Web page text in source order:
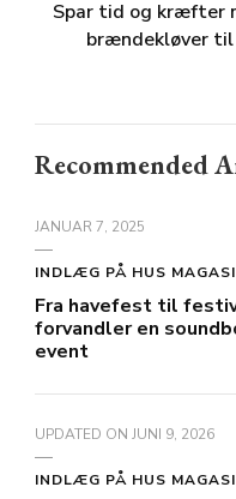
Spar tid og kræfter
brændekløver
Recommended
JANUAR 7, 2025
INDLÆG PÅ HUS
Fra havefest til
forvandler en
event
UPDATED ON JUNI 9, 2026
INDLÆG PÅ HUS